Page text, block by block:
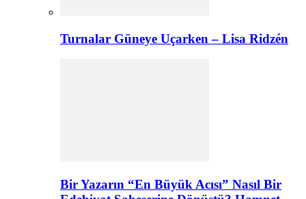
Turnalar Güneye Uçarken – Lisa Ridzén
Bir Yazarın “En Büyük Acısı” Nasıl Bir